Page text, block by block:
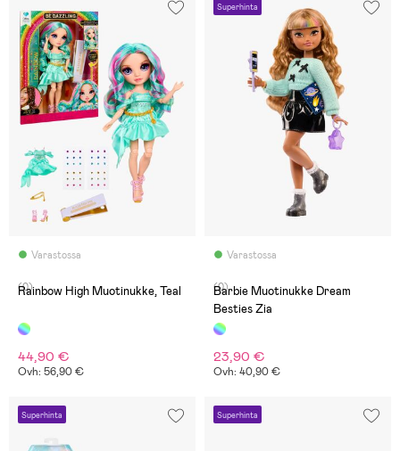
Varastossa
(0) Rainbow High Muotinukke, Teal
44,90 €
Ovh: 56,90 €
Superhinta
Varastossa
(0)
Barbie Muotinukke Dream
Besties Zia
23,90 €
Ovh: 40,90 €
Superhinta Superhinta